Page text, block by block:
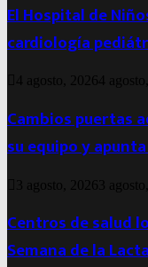
El Hospital de
cardiología
4 agosto, 20264
Cambios puertas
su equipo y
3 agosto, 2026 3
Centros de salud
Semana de la